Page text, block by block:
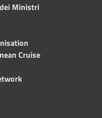
Ministri
Cruise